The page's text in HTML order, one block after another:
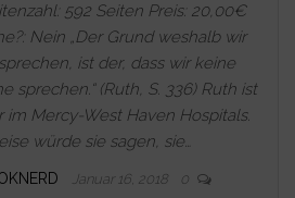
592 Seiten Preis: 20,00€
Nein „Der Grund weshalb wir
ist der, dass wir keine
sprechen.“ (Ruth, S. 336) Ruth ist
im Mercy-West Haven Hospitals.
würde sie sagen, sie…
Januar 16, 2018 0